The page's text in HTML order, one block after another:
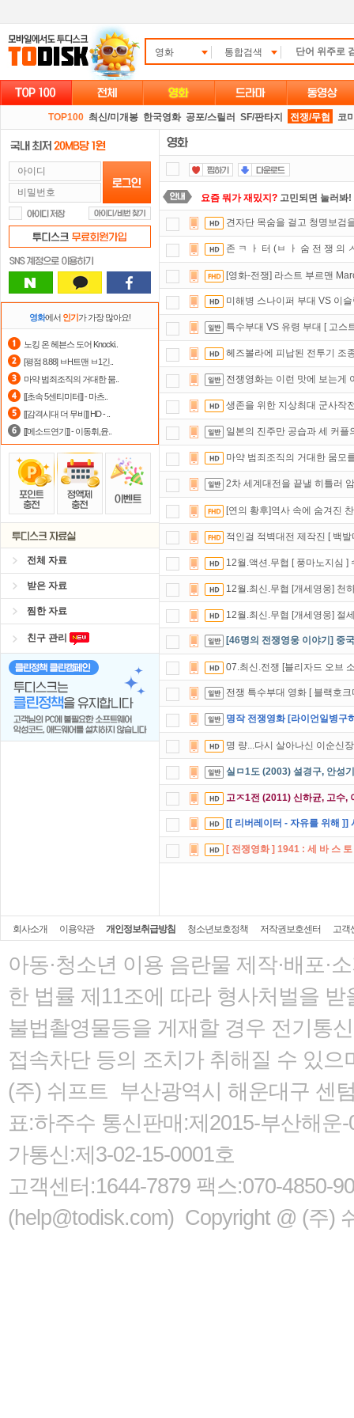
영화 통합검색
TOP100 최신/미개봉 한국영화 공포/스릴러 SF/판타지 전쟁/무협 코
영화에서 인기가 가장 많아요!
노킹 온 헤븐스 도어 Knocki..
[평점 8.88] ㅂH트맨 ㅂ1긴..
마약 범죄조직의 거대한 뭄..
[[초속 5센티미터]] - 마츠..
[[감격시대 더 무비]] HD - ..
[[메소드연기]] - 이동휘,윤..
전체 자료
받은 자료
찜한 자료
친구 관리
요즘 뭐가 재밌지? 고민되면 눌러봐!
스마트TV로 투디스크영화,드라마,
자녀보호기능 으로 가족과 함께 투
댓글만 잘써도 무료 포인트 를 드립
정액제할인쿠폰 사용방법안내
숨어있는 카드 마일리지 조회하고
포인트할인쿠폰 사용방법안내
출석체크
견자단 목숨을 걸고 청명보검
존 ㅋ ㅏ 터 (ㅂ ㅏ 숨 전 쟁 의
[영화-전쟁] 라스트 부르맨
미해병 스나이퍼 부대 VS 이
특수부대 VS 유령 부대 [ 고스
헤즈볼라에 피납된 전투기 조
전쟁영화는 이런 맛에 보는게
생존을 위한 지상최대 군사작
일본의 진주만 공습과 세 커플
마약 범죄조직의 거대한 뭄모
2차 세계대전을 끝낼 히틀러
[연의 황후]역사 속에 숨겨진
적인걸 적벽대전 제작진 [ 백
12월.액션.무협 [ 풍마노지심 ]
12월.최신.무협 [개세영웅] 천
12월.최신.무협 [개세영웅] 절
[46명의 전쟁영웅 이야기] 중
07.최신.전쟁 [블리자드 오브
전쟁 특수부대 영화 [ 블랙호크
명작 전쟁영화 [라이언일병구
명 량...다시 살아나신 이순신
실ㅁ1도 (2003) 설경구, 안성
고ㅈ1전 (2011) 신하균, 고수,
[[ 리버레이터 - 자유를 위해 ]]
[ 전쟁영화 ] 1941 : 세 바 스
회사소개 이용약관 개인정보취급방침 청소년보호정책 저작권보호센터 고객
아동·청소년 이용 음란물 제작·배포·
한 법률 제11조에 따라 형사처벌을 받
불법촬영물등을 게재할 경우 전기통
접속차단 등의 조치가 취해질 수 있으
(주) 쉬프트 부산광역시 해운대구 센
표:하주수 통신판매:제2015-부산해
가통신:제3-02-15-0001호
고객센터:1644-7879 팩스:070-4850-
(help@todisk.com) Copyright @ (주)